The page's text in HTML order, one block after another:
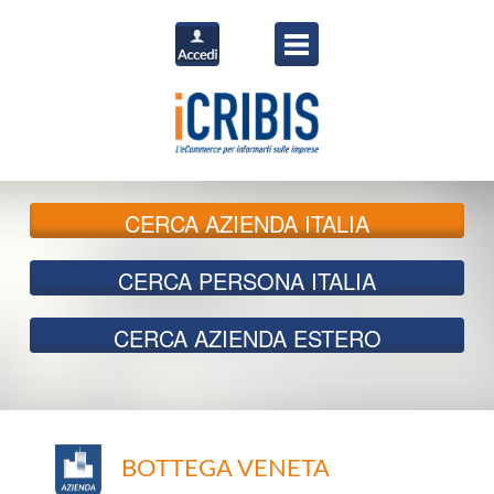
CERCAAZIENDA ITALIA
CERCA PERSONA ITALIA
CERCA AZIENDA ESTERO
BOTTEGA VENETA